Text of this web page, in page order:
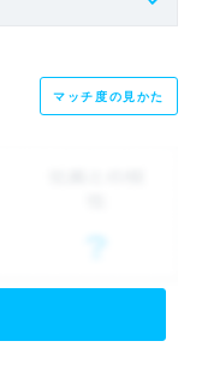
マッチ度の見かた